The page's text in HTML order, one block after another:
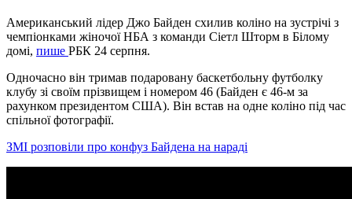
Американський лідер Джо Байден схилив коліно на зустрічі з
чемпіонками жіночої НБА з команди Сіетл Шторм в Білому
домі, пише РБК 24 серпня.
Одночасно він тримав подаровану баскетбольну футболку
клубу зі своїм прізвищем і номером 46 (Байден є 46-м за
рахунком президентом США). Він встав на одне коліно під час
спільної фотографії.
ЗМІ розповіли про конфуз Байдена на нараді